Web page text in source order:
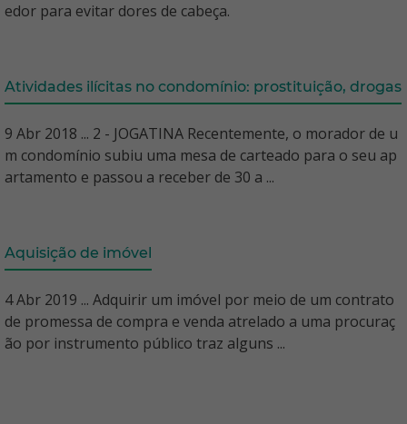
edor para evitar dores de cabeça.
Atividades ilícitas no condomínio: prostituição, drogas
9 Abr 2018 ... 2 - JOGATINA Recentemente, o morador de u
m condomínio subiu uma mesa de carteado para o seu ap
artamento e passou a receber de 30 a ...
Aquisição de imóvel
4 Abr 2019 ... Adquirir um imóvel por meio de um contrato
de promessa de compra e venda atrelado a uma procuraç
ão por instrumento público traz alguns ...